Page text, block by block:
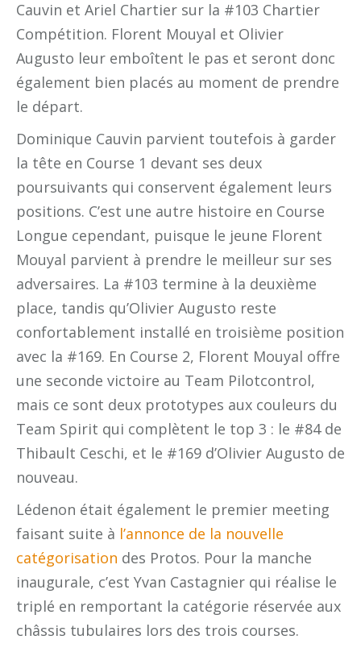
Cauvin et Ariel Chartier sur la #103 Chartier
Compétition. Florent Mouyal et Olivier
Augusto leur emboîtent le pas et seront donc
également bien placés au moment de prendre
le départ.
Dominique Cauvin parvient toutefois à garder
la tête en Course 1 devant ses deux
poursuivants qui conservent également leurs
positions. C’est une autre histoire en Course
Longue cependant, puisque le jeune Florent
Mouyal parvient à prendre le meilleur sur ses
adversaires. La #103 termine à la deuxième
place, tandis qu’Olivier Augusto reste
confortablement installé en troisième position
avec la #169. En Course 2, Florent Mouyal offre
une seconde victoire au Team Pilotcontrol,
mais ce sont deux prototypes aux couleurs du
Team Spirit qui complètent le top 3 : le #84 de
Thibault Ceschi, et le #169 d’Olivier Augusto de
nouveau.
Lédenon était également le premier meeting
faisant suite à l’annonce de la nouvelle
catégorisation des Protos. Pour la manche
inaugurale, c’est Yvan Castagnier qui réalise le
triplé en remportant la catégorie réservée aux
châssis tubulaires lors des trois courses.